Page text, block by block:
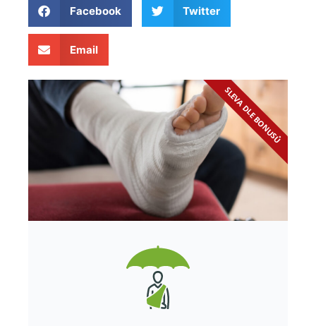
Facebook Twitter
Email
SLEVA DLE BONUSŮ